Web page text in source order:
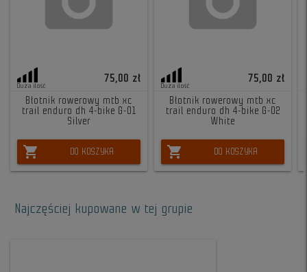
Duża ilość
75,00 zł
Błotnik rowerowy mtb xc
trail enduro dh 4-bike G-01
Silver
shopping_cart DO KOSZYKA
Duża ilość
75,00 zł
Błotnik rowerowy mtb xc
trail enduro dh 4-bike G-02
White
shopping_cart DO KOSZYKA
Najczęściej kupowane w tej grupie